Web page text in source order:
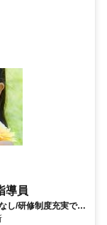
導員
し/研修制度充実で無